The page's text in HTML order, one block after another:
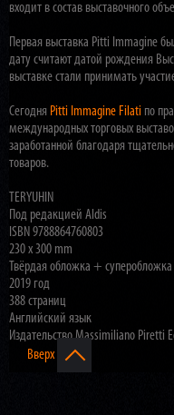
входит в состав выставочного
Первая выставка Pitti Immagine
дату считают датой рождения
выставке стали принимать
Сегодня Pitti Immagine Filati по
международных торговых
заработанной благодаря
товаров.
TERYUHIN
Под редакцией Aldis
ISBN 9788864760803
230 x 300 mm
Твёрдая обложка + суперобложка
2019 год
388 страниц
Английский язык
Издательство Massimiliano Piretti
Вверх